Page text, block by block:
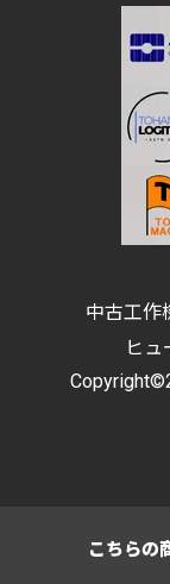
中古工作
ヒ
こちらの